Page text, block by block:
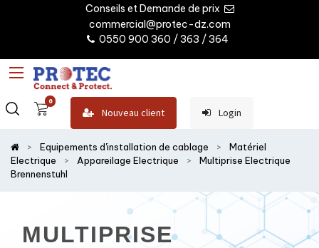
Conseils et Demande de prix
commercial@protec-dz.com
0550 900 360 / 363 / 364
0
Nouveau client Login
Equipements d'installation de cablage
Matériel
Electrique
Appareilage Electrique
Multiprise Electrique
Brennenstuhl
MULTIPRISE